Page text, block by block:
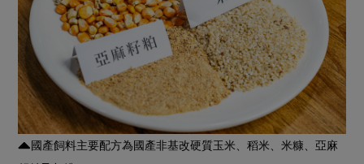
國產飼料主要配方為國產非基改硬質玉米、稻米、米糠、亞麻